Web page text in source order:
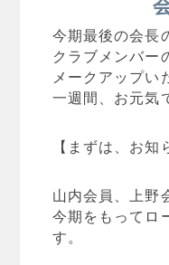
今期最後の会長
クラブメンバー
メークアップい
一週間、お元気
【まずは、お知
山内会員、上野
今期をもってロ
す。